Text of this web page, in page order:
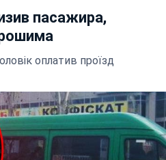
пасажира,
оплатив проїзд